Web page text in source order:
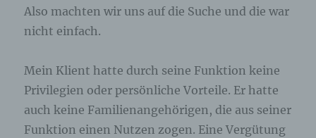
Also machten wir uns auf die Suche und die war
nicht einfach.
Mein Klient hatte durch seine Funktion keine
Privilegien oder persönliche Vorteile. Er hatte
auch keine Familienangehörigen, die aus seiner
Funktion einen Nutzen zogen. Eine Vergütung